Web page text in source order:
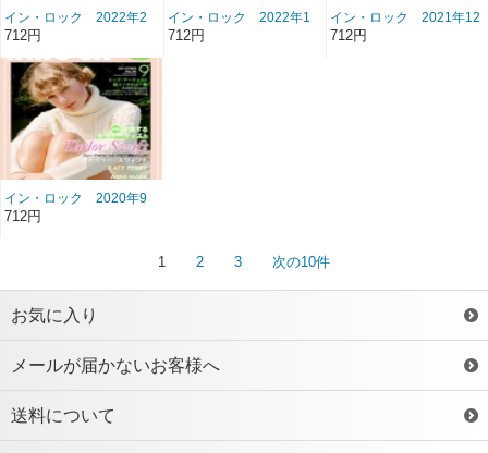
イン・ロック 2022年2
月号 雑誌/BN-458
712円
イン・ロック 2022年1
月号 雑誌/BN-457
712円
イン・ロック 2021年12
月号 雑誌/BN-456
712円
イン・ロック 2020年9
月号 雑誌/BN-441 ＊送
料２００円！
712円
1 2 3 次の10件
お気に入り
メールが届かないお客様へ
送料について